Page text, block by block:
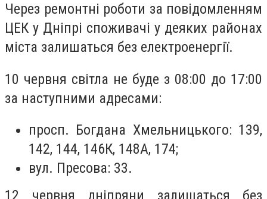
Через ремонтні роботи за повідомленням
ЦЕК у Дніпрі споживачі у деяких районах
міста залишаться без електроенергії.
10 червня світла не буде з 08:00 до 17:00
за наступними адресами:
просп. Богдана Хмельницького: 139,
142, 144, 146К, 148А, 174;
вул. Пресова: 33.
12 червня дніпряни залишаться без